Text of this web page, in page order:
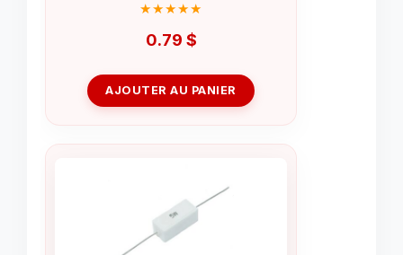
0.79 $
AJOUTER AU PANIER